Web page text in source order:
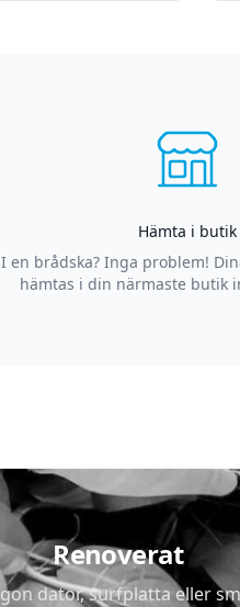
Hämta i butik
I en brådska? Inga problem!
hämtas i din närmaste butik
Renoverat
dator, surfplatta eller